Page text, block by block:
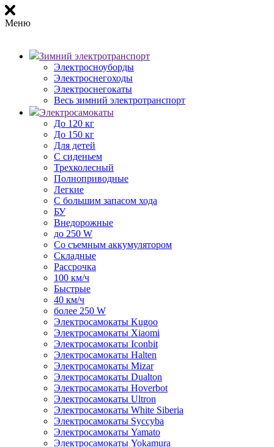
Меню
Зимний электротранспорт
Электросноуборды
Электроснегоходы
Электроснегокаты
Весь зимний электротранспорт
Электросамокаты
До 120 кг
До 150 кг
Для детей
С сиденьем
Трехколесный
Полноприводные
Легкие
С большим запасом хода
БУ
Внедорожные
до 250 W
Со съемным аккумулятором
Складные
Рассрочка
100 км/ч
Быстрые
40 км/ч
более 250 W
Электросамокаты Kugoo
Электросамокаты Xiaomi
Электросамокаты Iconbit
Электросамокаты Halten
Электросамокаты Mizar
Электросамокаты Dualton
Электросамокаты Hoverbot
Электросамокаты Ultron
Электросамокаты White Siberia
Электросамокаты Syccyba
Электросамокаты Yamato
Электросамокаты Yokamura